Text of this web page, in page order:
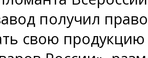
получил
свою